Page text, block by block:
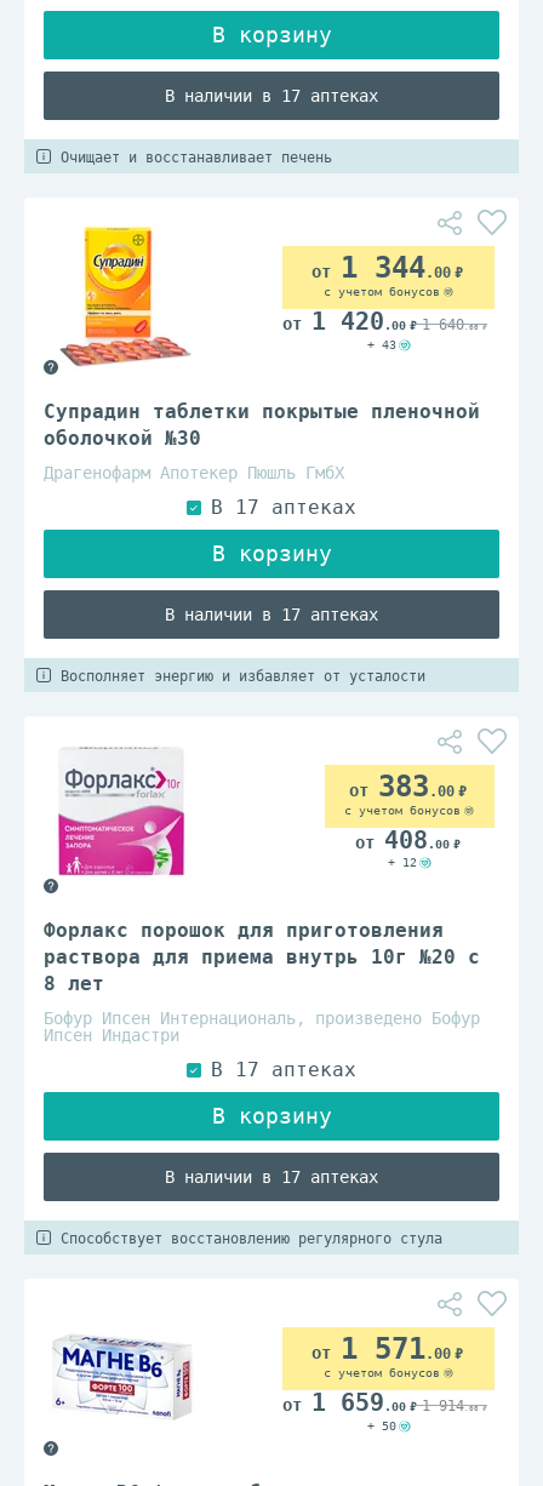
В наличии в 17 аптеках
Очищает и восстанавливает печень
Супрадин таблетки покрытые пленочной
оболочкой №30
Драгенофарм Апотекер Пюшль ГмбХ
В наличии в 17 аптеках
1 344.00
с учетом бонусов
1 420 .00 1 640.00
+ 43
Восполняет энергию и избавляет от усталости
Форлакс порошок для приготовления
раствора для приема внутрь 10г №20 с
8 лет
Бофур Ипсен Интернациональ, произведено Бофур
Ипсен Индастри
В наличии в 17 аптеках
383 .00
с учетом бонусов
408 .00
+ 12
Способствует восстановлению регулярного стула
1 571.00
с учетом бонусов
1 659 .00 1 914.00
+ 50